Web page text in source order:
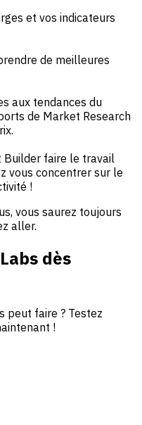
et vos indicateurs
de meilleures
aux tendances du
de Market Research
Builder faire le travail
vous concentrer sur le
!
vous saurez toujours
aller.
dès
peut faire ? Testez
!